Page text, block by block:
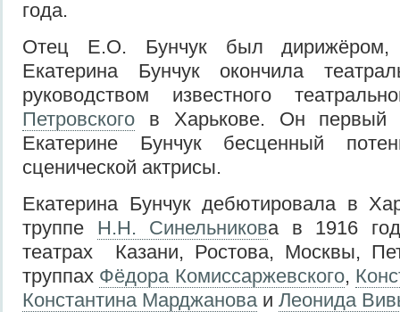
года.
Отец Е.О. Бунчук был
Екатерина Бунчук окончила
руководством известного
Петровского в Харькове. Он первый
Екатерине Бунчук бесценный
сценической актрисы.
Екатерина Бунчук дебютировала в
труппе Н.Н. Синельникова в 1916
театрах Казани, Ростова, Москвы,
труппах Фёдора Комиссаржевского,
Константина Марджанова и Леонида